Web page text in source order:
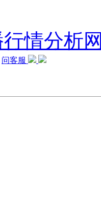
问客服